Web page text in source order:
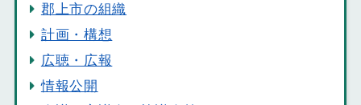
郡上市の組織
計画・構想
広聴・広報
情報公開